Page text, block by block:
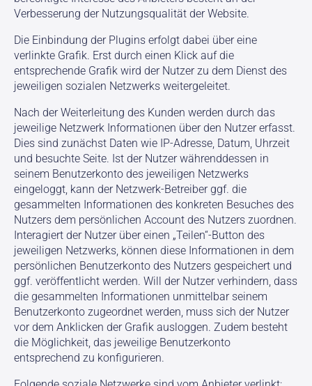
Verbesserung der Nutzungsqualität der Website.
Die Einbindung der Plugins erfolgt dabei über eine
verlinkte Grafik. Erst durch einen Klick auf die
entsprechende Grafik wird der Nutzer zu dem Dienst des
jeweiligen sozialen Netzwerks weitergeleitet.
Nach der Weiterleitung des Kunden werden durch das
jeweilige Netzwerk Informationen über den Nutzer erfasst.
Dies sind zunächst Daten wie IP-Adresse, Datum, Uhrzeit
und besuchte Seite. Ist der Nutzer währenddessen in
seinem Benutzerkonto des jeweiligen Netzwerks
eingeloggt, kann der Netzwerk-Betreiber ggf. die
gesammelten Informationen des konkreten Besuches des
Nutzers dem persönlichen Account des Nutzers zuordnen.
Interagiert der Nutzer über einen „Teilen“-Button des
jeweiligen Netzwerks, können diese Informationen in dem
persönlichen Benutzerkonto des Nutzers gespeichert und
ggf. veröffentlicht werden. Will der Nutzer verhindern, dass
die gesammelten Informationen unmittelbar seinem
Benutzerkonto zugeordnet werden, muss sich der Nutzer
vor dem Anklicken der Grafik ausloggen. Zudem besteht
die Möglichkeit, das jeweilige Benutzerkonto
entsprechend zu konfigurieren.